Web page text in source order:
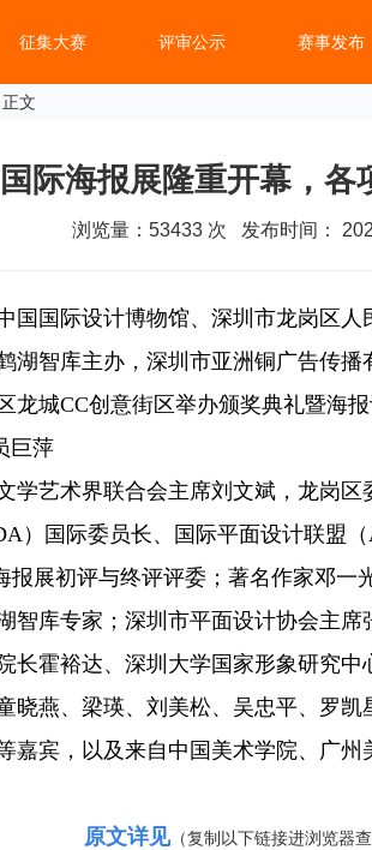
征集大赛 评审公示 赛事发布
文
际海报展隆重开幕，各
浏览量： 53433次 发布时间：
国国际设计博物馆、深圳市龙岗区
智库主办，深圳市亚洲铜广告传
城CC创意街区举办颁奖典礼暨海报
巨萍
艺术界联合会主席刘文斌，龙岗区
）国际委员长、国际平面设计联盟
展初评与终评评委；著名作家邓
智库专家；深圳市平面设计协会主
长霍裕达、深圳大学国家形象研究
晓燕、梁瑛、刘美松、吴忠平、罗
嘉宾，以及来自中国美术学院、广
原文详见 （复制以下链接进浏览器查